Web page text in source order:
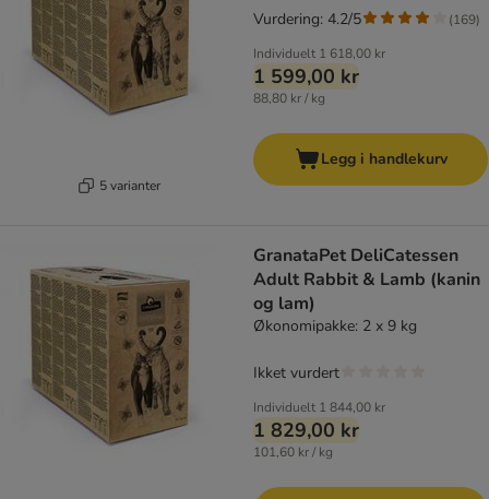
5 varianter
Individuelt 1 618,00 kr
1 599,00 kr
88,80 kr / kg
Vurdering: 4.2/5 (169)
Legg i handlekurv
GranataPet DeliCatessen
Adult Rabbit & Lamb (kanin
og lam)
Økonomipakke: 2 x 9 kg
Individuelt 1 844,00 kr
1 829,00 kr
101,60 kr / kg
Ikket vurdert